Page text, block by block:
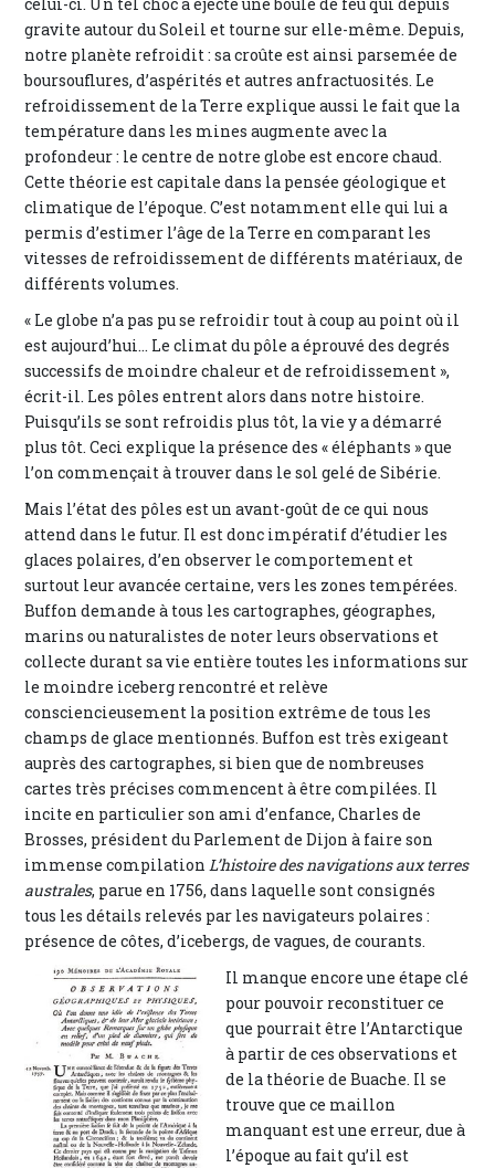
gravite autour du Soleil et tourne sur elle-même. Depuis,
notre planète refroidit : sa croûte est ainsi parsemée de
boursouflures, d’aspérités et autres anfractuosités. Le
refroidissement de la Terre explique aussi le fait que la
température dans les mines augmente avec la
profondeur : le centre de notre globe est encore chaud.
Cette théorie est capitale dans la pensée géologique et
climatique de l’époque. C’est notamment elle qui lui a
permis d’estimer l’âge de la Terre en comparant les
vitesses de refroidissement de différents matériaux, de
différents volumes.
« Le globe n’a pas pu se refroidir tout à coup au point où il
est aujourd’hui… Le climat du pôle a éprouvé des degrés
successifs de moindre chaleur et de refroidissement »,
écrit-il. Les pôles entrent alors dans notre histoire.
Puisqu’ils se sont refroidis plus tôt, la vie y a démarré
plus tôt. Ceci explique la présence des « éléphants » que
l’on commençait à trouver dans le sol gelé de Sibérie.
Mais l’état des pôles est un avant-goût de ce qui nous
attend dans le futur. Il est donc impératif d’étudier les
glaces polaires, d’en observer le comportement et
surtout leur avancée certaine, vers les zones tempérées.
Buffon demande à tous les cartographes, géographes,
marins ou naturalistes de noter leurs observations et
collecte durant sa vie entière toutes les informations sur
le moindre iceberg rencontré et relève
consciencieusement la position extrême de tous les
champs de glace mentionnés. Buffon est très exigeant
auprès des cartographes, si bien que de nombreuses
cartes très précises commencent à être compilées. Il
incite en particulier son ami d’enfance, Charles de
Brosses, président du Parlement de Dijon à faire son
immense compilation L’histoire des navigations aux terres
australes, parue en 1756, dans laquelle sont consignés
tous les détails relevés par les navigateurs polaires :
présence de côtes, d’icebergs, de vagues, de courants.
Il manque encore une étape clé
pour pouvoir reconstituer ce
que pourrait être l’Antarctique
à partir de ces observations et
de la théorie de Buache. Il se
trouve que ce maillon
manquant est une erreur, due à
l’époque au fait qu’il est